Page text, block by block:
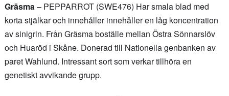
Gräsma– PEPPARROT (SWE476) Har smala blad med
korta stjälkar och innehåller innehåller en låg koncentration
av sinigrin. Från Gräsma boställe mellan Östra Sönnarslöv
och Huaröd i Skåne. Donerad till Nationella genbanken av
paret Wahlund. Intressant sort som verkar tillhöra en
genetiskt avvikande grupp.